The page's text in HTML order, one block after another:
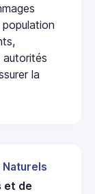
la
et de